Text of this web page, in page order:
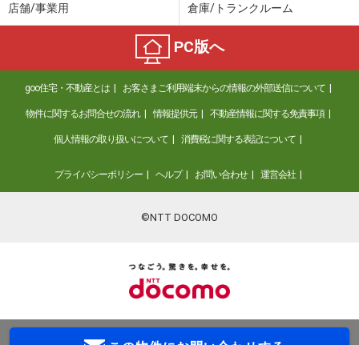
店舗/事業用 倉庫/トランクルーム
PC版へ
goo住宅・不動産とは お客さまご利用端末からの情報の外部送信について
物件に関するお問合せの流れ 情報提供元 不動産情報に関する免責事項
個人情報の取り扱いについて 消費税に関する表記について
プライバシーポリシー ヘルプ お問い合わせ 運営会社
©NTT DOCOMO